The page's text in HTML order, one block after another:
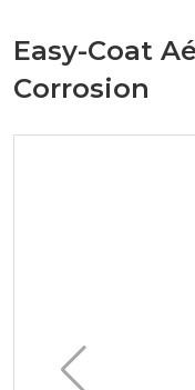
Easy-Coat
Corrosion